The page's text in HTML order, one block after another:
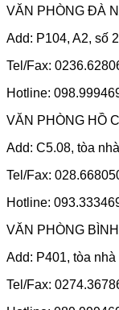
VĂN PHÒNG ĐÀ
Add: P104, A2, số
Tel/Fax:
Hotline:
VĂN PHÒNG HỒ
Add: C5.08, tòa
Tel/Fax:
Hotline:
VĂN PHÒNG
Add: P401, tòa
Tel/Fax: